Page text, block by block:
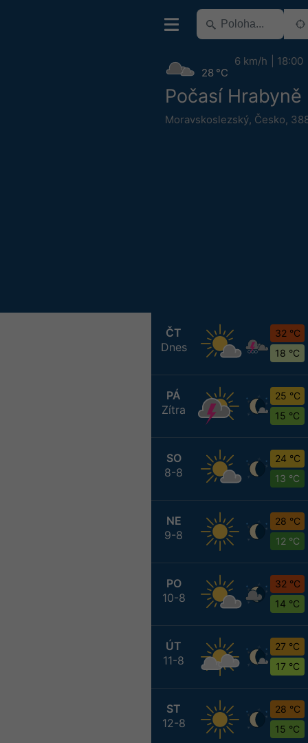
Počasí Hrabyně
Moravskoslezský, Česko,
28 °C
6 km/h 18:00
ČT
Dnes
32 °C
18 °C
PÁ
Zítra
25 °C
15 °C
SO
8-8
24 °C
13 °C
NE
9-8
28 °C
12 °C
PO
10-8
32 °C
14 °C
ÚT
11-8
27 °C
17 °C
ST
12-8
28 °C
15 °C